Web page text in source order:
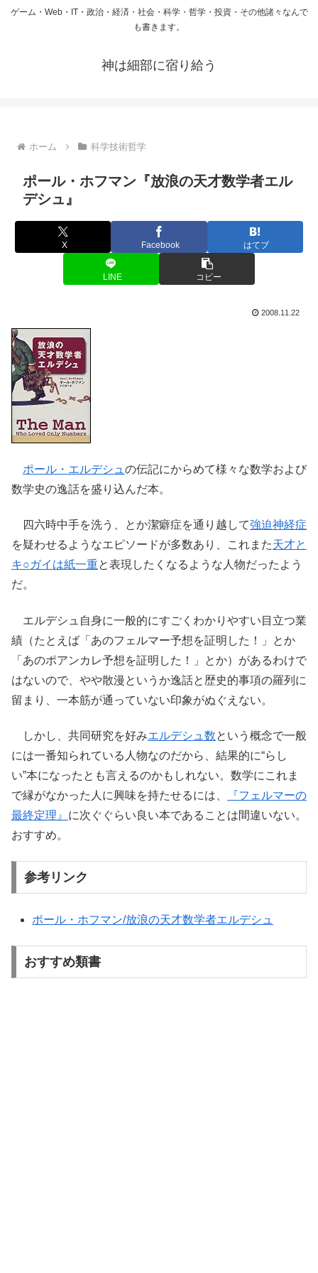
ゲーム・Web・IT・政治・経済・社会・科学・哲学・投資・その他諸々なんで
も書きます。
神は細部に宿り給う
ホーム 科学技術哲学
ポール・ホフマン『放浪の天才数学者エル
デシュ』
X Facebook はてブ
LINE コピー
2008.11.22
ポール・エルデシュ の伝記にからめて様々な数学および
数学史の逸話を盛り込んだ本。
四六時中手を洗う、とか潔癖症を通り越して強迫神経症
を疑わせるようなエピソードが多数あり、これまた天才と
キ○ガイは紙一重と表現したくなるような人物だったよう
だ。
エルデシュ自身に一般的にすごくわかりやすい目立つ業
績（たとえば「あのフェルマー予想を証明した！」とか
「あのポアンカレ予想を証明した！」とか）があるわけで
はないので、やや散漫というか逸話と歴史的事項の羅列に
留まり、一本筋が通っていない印象がぬぐえない。
しかし、共同研究を好みエルデシュ数という概念で一般
には一番知られている人物なのだから、結果的に“らし
い”本になったとも言えるのかもしれない。数学にこれま
で縁がなかった人に興味を持たせるには、
『フェルマーの
最終定理』 に次ぐぐらい良い本であることは間違いない。
おすすめ。
参考リンク
ポール・ホフマン/放浪の天才数学者エルデシュ
おすすめ類書